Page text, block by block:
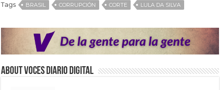
Tags BRASIL CORRUPCIÓN CORTE LULA DA SILVA
About VOCES Diario digital